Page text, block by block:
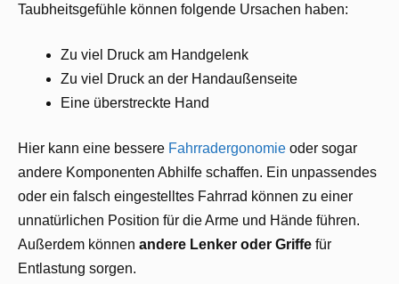
Taubheitsgefühle können folgende Ursachen haben:
Zu viel Druck am Handgelenk
Zu viel Druck an der Handaußenseite
Eine überstreckte Hand
Hier kann eine bessere Fahrradergonomie oder sogar
andere Komponenten Abhilfe schaffen. Ein unpassendes
oder ein falsch eingestelltes Fahrrad können zu einer
unnatürlichen Position für die Arme und Hände führen.
Außerdem können andere Lenker oder Griffe für
Entlastung sorgen.